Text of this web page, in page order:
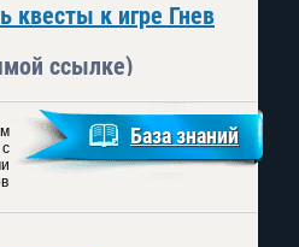
квесты к игре Гнев
ссылке)
База знаний